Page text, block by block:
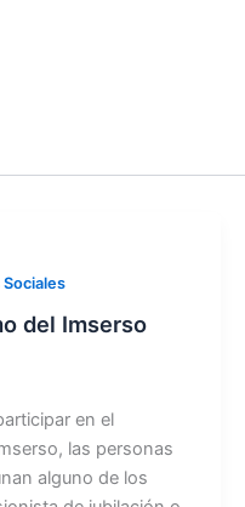
del Imserso
en el
las personas
alguno de los